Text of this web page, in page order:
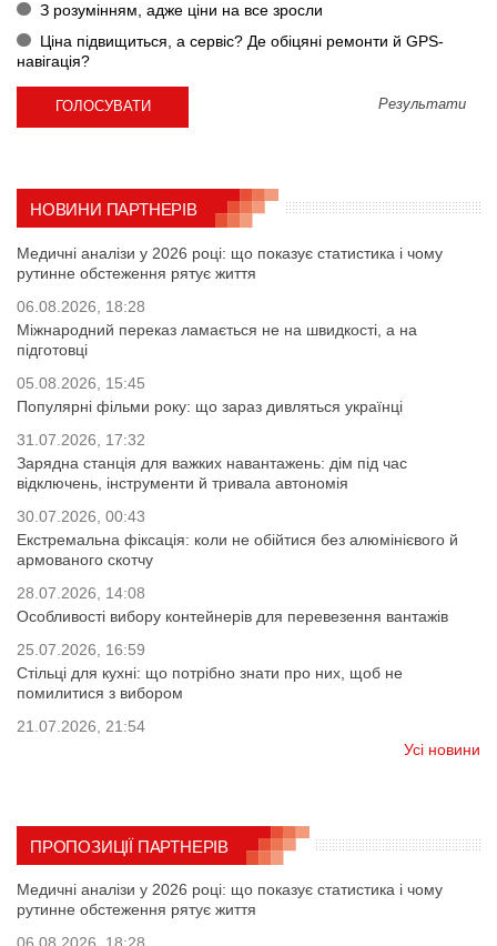
З розумінням, адже ціни на все зросли
Ціна підвищиться, а сервіс? Де обіцяні ремонти й GPS-
навігація?
Результати
НОВИНИ ПАРТНЕРІВ
Медичні аналізи у 2026 році: що показує статистика і чому
рутинне обстеження рятує життя
06.08.2026, 18:28
Міжнародний переказ ламається не на швидкості, а на
підготовці
05.08.2026, 15:45
Популярні фільми року: що зараз дивляться українці
31.07.2026, 17:32
Зарядна станція для важких навантажень: дім під час
відключень, інструменти й тривала автономія
30.07.2026, 00:43
Екстремальна фіксація: коли не обійтися без алюмінієвого й
армованого скотчу
28.07.2026, 14:08
Особливості вибору контейнерів для перевезення вантажів
25.07.2026, 16:59
Стільці для кухні: що потрібно знати про них, щоб не
помилитися з вибором
21.07.2026, 21:54
Усі новини
ПРОПОЗИЦІЇ ПАРТНЕРІВ
Медичні аналізи у 2026 році: що показує статистика і чому
рутинне обстеження рятує життя
06.08.2026, 18:28